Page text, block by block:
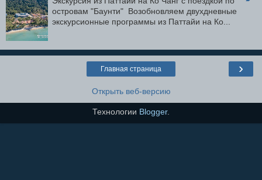
островам "Баунти" Возобновляем двухдневные
экскурсионные программы из Паттайи на Ко...
›
Главная страница
Открыть веб-версию
Технологии Blogger.